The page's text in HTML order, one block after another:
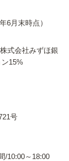
6月末時点）
式会社みずほ銀
15%
号
/10:00～18:00